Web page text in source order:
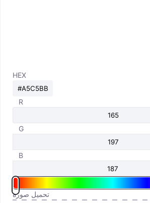
HEX
R
G
B
تحميل صورة